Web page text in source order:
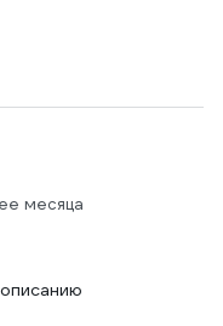
месяца